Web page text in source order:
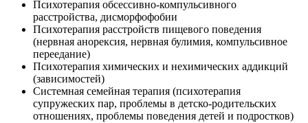
Психотерапия обсессивно-компульсивного
расстройства, дисморфофобии
Психотерапия расстройств пищевого поведения
(нервная анорексия, нервная булимия, компульсивное
переедание)
Психотерапия химических и нехимических аддикций
(зависимостей)
Системная семейная терапия (психотерапия
супружеских пар, проблемы в детско-родительских
отношениях, проблемы поведения детей и подростков)